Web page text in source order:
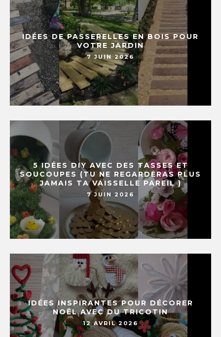
IDÉES DE PASSERELLES EN BOIS POUR
VOTRE JARDIN
7 JUIN 2026
5 IDÉES DIY AVEC DES TASSES ET
SOUCOUPES (TU NE REGARDERAS PLUS
JAMAIS TA VAISSELLE PAREIL )
7 JUIN 2026
IDÉES INSPIRANTES POUR DÉCORER
NOËL AVEC DU TRICOTIN
12 AVRIL 2026